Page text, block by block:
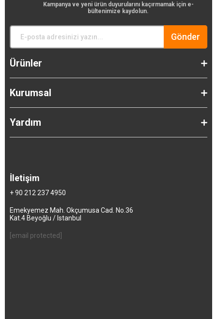
Kampanya ve yeni ürün duyurularını kaçırmamak için e-
bültenimize kaydolun.
Gönder
Ürünler
Kurumsal
Yardım
İletişim
+ 90 212 237 4950
Emekyemez Mah. Okçumusa Cad. No.36
Kat.4 Beyoğlu / Istanbul
[email protected]